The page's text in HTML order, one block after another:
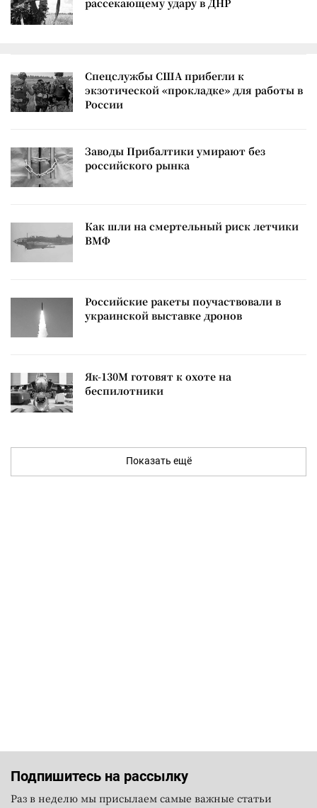
рассекающему удару в ДНР
Спецслужбы США прибегли к
экзотической «прокладке» для работы в
России
Заводы Прибалтики умирают без
российского рынка
Как шли на смертельный риск летчики
ВМФ
Российские ракеты поучаствовали в
украинской выставке дронов
Як-130М готовят к охоте на
беспилотники
Показать ещё
Подпишитесь на рассылку
Раз в неделю мы присылаем самые важные статьи